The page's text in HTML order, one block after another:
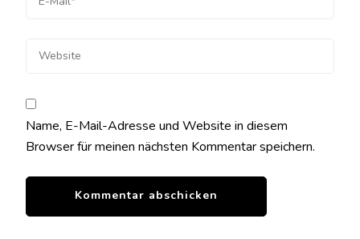
Name, E-Mail-Adresse und Website in diesem
Browser für meinen nächsten Kommentar speichern.